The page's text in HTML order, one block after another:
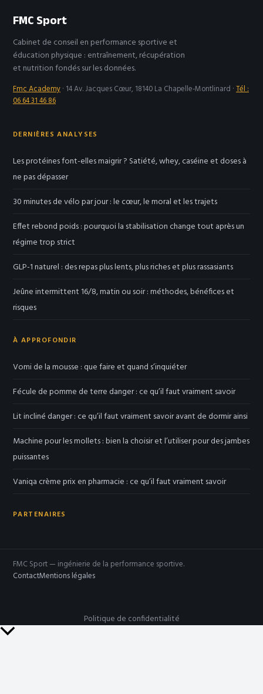
FMC Sport
Cabinet de conseil en performance sportive et
éducation physique : entraînement, récupération
et nutrition fondés sur les données.
Fmc Academy · 14 Av. Jacques Cœur, 18140 La Chapelle-Montlinard · Tél :
06 64 31 46 86
DERNIÈRES ANALYSES
Les protéines font-elles maigrir ? Satiété, whey, caséine et doses à
ne pas dépasser
30 minutes de vélo par jour : le cœur, le moral et les trajets
Effet rebond poids : pourquoi la stabilisation change tout après un
régime trop strict
GLP-1 naturel : des repas plus lents, plus riches et plus rassasiants
Jeûne intermittent 16/8, matin ou soir : méthodes, bénéfices et
risques
À APPROFONDIR
Vomi de la mousse : que faire et quand s’inquiéter
Fécule de pomme de terre danger : ce qu’il faut vraiment savoir
Lit incliné danger : ce qu’il faut vraiment savoir avant de dormir ainsi
Machine pour les mollets : bien la choisir et l’utiliser pour des jambes
puissantes
Vaniqa crème prix en pharmacie : ce qu’il faut vraiment savoir
PARTENAIRES
FMC Sport — ingénierie de la performance sportive.
ContactMentions légales
Politique de confidentialité